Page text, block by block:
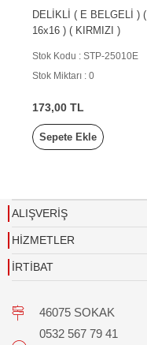
DELİKLİ ( E BELGELİ ) (
16x16 ) ( KIRMIZI )
Stok Kodu : STP-25010E
Stok Miktarı : 0
173,00 TL
Sepete Ekle
ALIŞVERİŞ
HİZMETLER
İRTİBAT
46075 SOKAK
0532 567 79 41